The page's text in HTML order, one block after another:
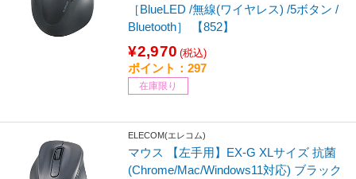
［BlueLED /無線(ワイヤレス) /5ボタン /
Bluetooth］ 【852】
¥2,970 (税込)
ポイント：297
在庫限り
ELECOM(エレコム)
マウス 【左手用】EX-G XLサイズ 抗菌
(Chrome/Mac/Windows11対応) ブラック